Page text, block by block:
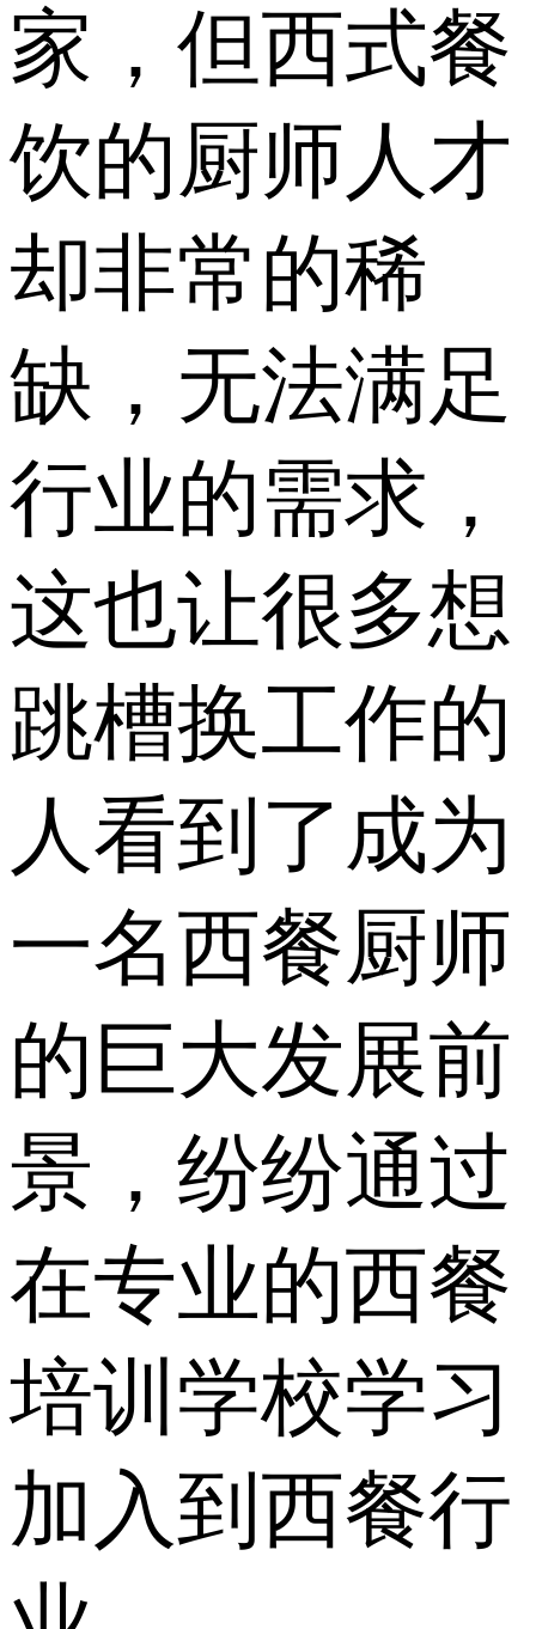
家，但西式餐
饮的厨师人才
却非常的稀
缺，无法满足
行业的需求，
这也让很多想
跳槽换工作的
人看到了成为
一名西餐厨师
的巨大发展前
景，纷纷通过
在专业的西餐
培训学校学习
加入到西餐行